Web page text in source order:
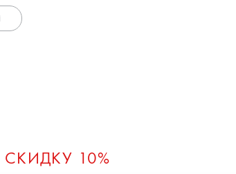
СКИДКУ 10%